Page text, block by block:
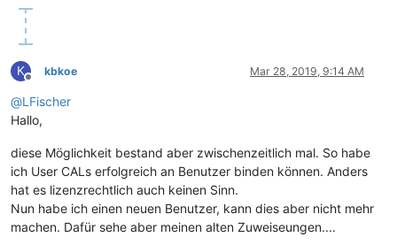
K
Offline
kbkoe Mar 28, 2019, 9:14 AM
@LFischer
Hallo,
diese Möglichkeit bestand aber zwischenzeitlich mal. So habe
ich User CALs erfolgreich an Benutzer binden können. Anders
hat es lizenzrechtlich auch keinen Sinn.
Nun habe ich einen neuen Benutzer, kann dies aber nicht mehr
machen. Dafür sehe aber meinen alten Zuweiseungen....